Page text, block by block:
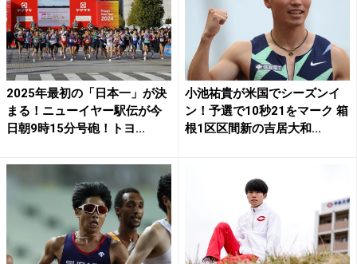
2025年最初の「日本一」が決
まる！ニューイヤー駅伝が今
日朝9時15分号砲！トヨ...
小池祐貴が米国でシーズンイ
ン！予選で10秒21をマーク 箱
根1区区間新の吉居大和...